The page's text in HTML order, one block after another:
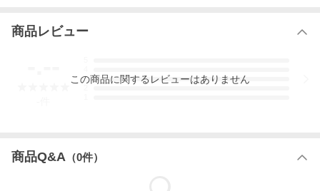
商品レビュー
3
この商品に関するレビューはありません
商品Q&A （0件）